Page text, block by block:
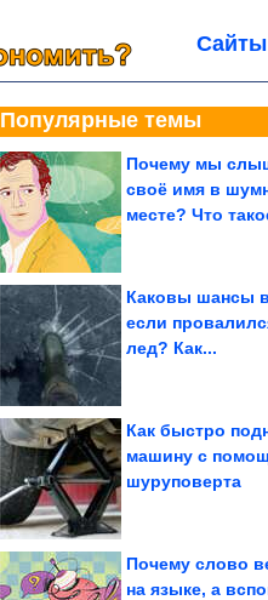
Сайты
Популярные темы
Почему мы
своё имя в
месте? Что
Каковы шансы
если
лед? Как...
Как быстро
машину с
шуруповерта
Почему слово
на языке, а